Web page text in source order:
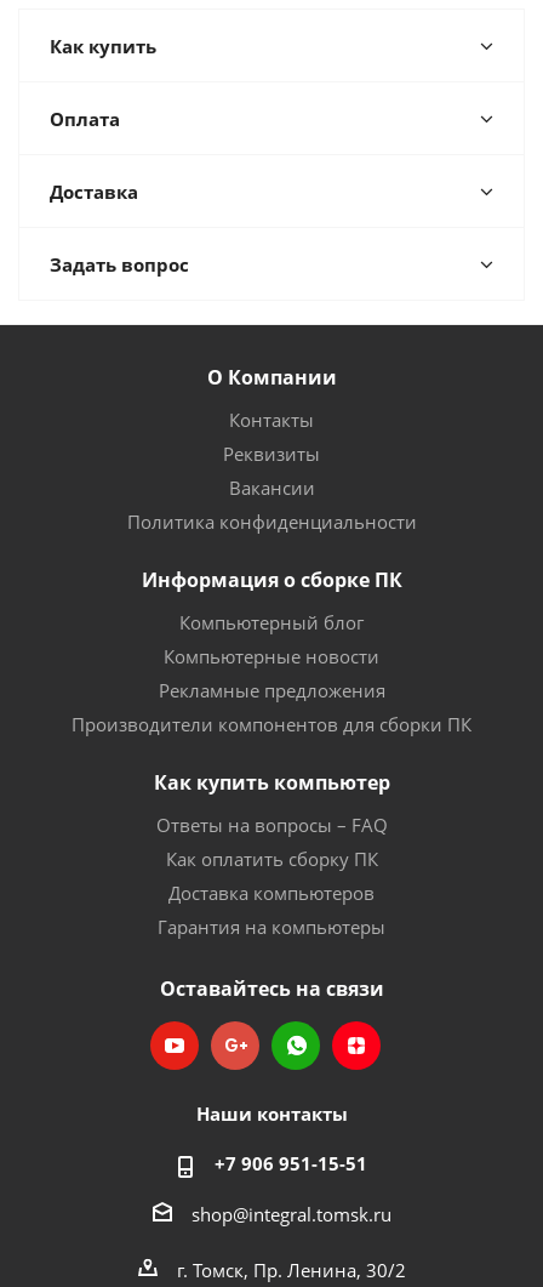
Как купить
Оплата
Доставка
Задать вопрос
О Компании
Контакты
Реквизиты
Вакансии
Политика конфиденциальности
Информация о сборке ПК
Компьютерный блог
Компьютерные новости
Рекламные предложения
Производители компонентов для сборки ПК
Как купить компьютер
Ответы на вопросы – FAQ
Как оплатить сборку ПК
Доставка компьютеров
Гарантия на компьютеры
Оставайтесь на связи
Наши контакты
+7 906 951-15-51
shop@integral.tomsk.ru
г. Томск, Пр. Ленина, 30/2